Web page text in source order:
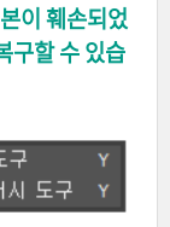
이 훼손되었
구할 수 있습